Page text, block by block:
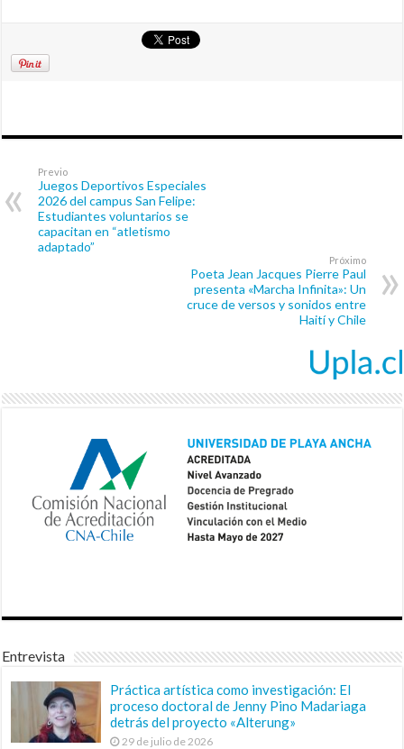
Previo
Juegos Deportivos Especiales
2026 del campus San Felipe:
Estudiantes voluntarios se
capacitan en “atletismo
adaptado”
Próximo
Poeta Jean Jacques Pierre Paul
presenta «Marcha Infinita»: Un
cruce de versos y sonidos entre
Haití y Chile
Entrevista
Práctica artística como investigación: El
proceso doctoral de Jenny Pino Madariaga
detrás del proyecto «Alterung»
29 de julio de 2026